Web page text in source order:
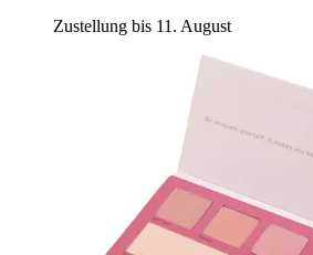
Zustellung bis 11. August